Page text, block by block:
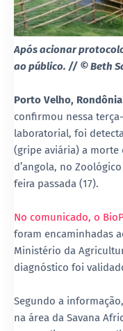
Após acionar
ao público. // © Beth
Porto Velho,
confirmou nessa
laboratorial, foi
(gripe aviária) a morte
d’angola, no
feira passada (17).
No comunicado, o
foram encaminhadas
Ministério da
diagnóstico foi
Segundo a
na área da Savana